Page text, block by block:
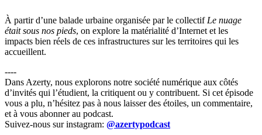
À partir d’une balade urbaine organisée par le collectif Le nuage
était sous nos pieds, on explore la matérialité d’Internet et les
impacts bien réels de ces infrastructures sur les territoires qui les
accueillent.
----
Dans Azerty, nous explorons notre société numérique aux côtés
d’invités qui l’étudient, la critiquent ou y contribuent. Si cet épisode
vous a plu, n’hésitez pas à nous laisser des étoiles, un commentaire,
et à vous abonner au podcast.
Suivez-nous sur instagram: @azertypodcast